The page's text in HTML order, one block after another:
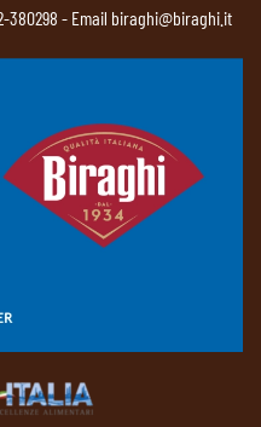
380298 - Email biraghi@biraghi.it